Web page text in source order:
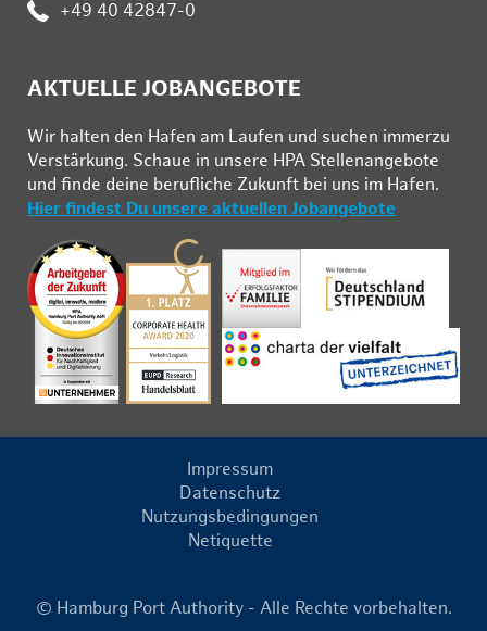
: +49 40 42847-0
AKTUELLE JOBANGEBOTE
Wir hal­ten den Ha­fen am Lau­fen und su­chen im­mer­zu
Ver­stär­kung. Schau­e in un­se­re HPA Stel­len­an­ge­bo­te
und fin­de deine be­ruf­li­che Zu­kunft bei uns im Ha­fen.
Hier findest Du unsere aktuellen Jobangebote
Impressum
Datenschutz
Nutzungsbedingungen
Netiquette
© Hamburg Port Authority - Alle Rechte vorbehalten.